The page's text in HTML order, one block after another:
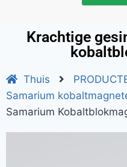
Krachtige
Thuis
Samarium
Samarium